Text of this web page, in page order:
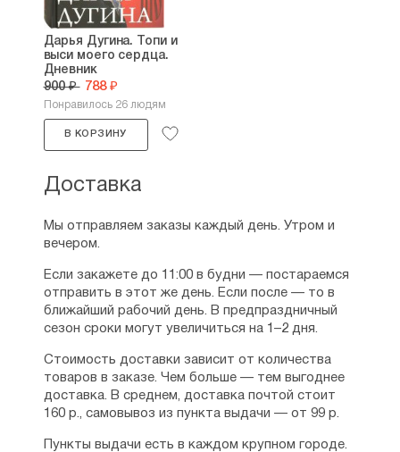
Дарья Дугина. Топи и
выси моего сердца.
Дневник
900 ₽ 788 ₽
Понравилось 26 людям
В КОРЗИНУ
Доставка
Мы отправляем заказы каждый день. Утром и
вечером.
Если закажете до 11:00 в будни — постараемся
отправить в этот же день. Если после — то в
ближайший рабочий день. В предпраздничный
сезон сроки могут увеличиться на 1–2 дня.
Стоимость доставки зависит от количества
товаров в заказе. Чем больше — тем выгоднее
доставка. В среднем, доставка почтой стоит
160 р., самовывоз из пункта выдачи — от 99 р.
Пункты выдачи есть в каждом крупном городе.